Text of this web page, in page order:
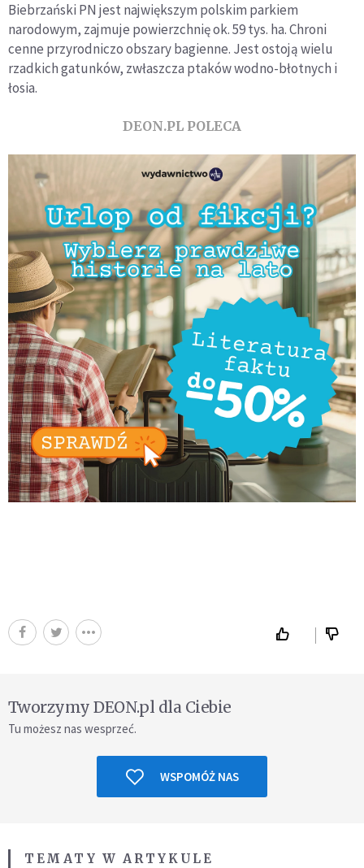
Biebrzański PN jest największym polskim parkiem
narodowym, zajmuje powierzchnię ok. 59 tys. ha. Chroni
cenne przyrodniczo obszary bagienne. Jest ostoją wielu
rzadkich gatunków, zwłaszcza ptaków wodno-błotnych i
łosia.
DEON.PL POLECA
Tworzymy DEON.pl dla Ciebie
Tu możesz nas wesprzeć.
WSPOMÓŻ NAS
TEMATY W ARTYKULE